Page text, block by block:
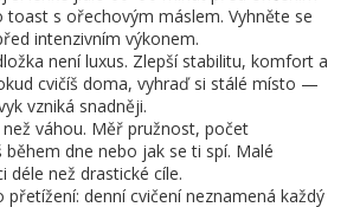
s ořechovým máslem. Vyhněte se
intenzivním výkonem.
není luxus. Zlepší stabilitu, komfort a
cvičíš doma, vyhraď si stálé místo —
vzniká snadněji.
váhou. Měř pružnost, počet
dne nebo jak se ti spí. Malé
déle než drastické cíle.
přetížení: denní cvičení neznamená každý